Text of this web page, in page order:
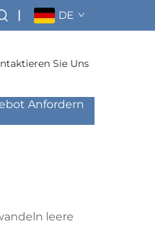
| DE
Sie Uns
Anfordern
leere